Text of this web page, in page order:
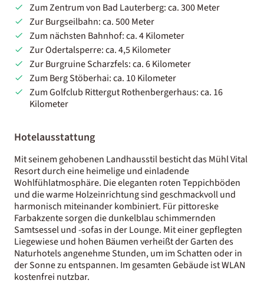
Zum Zentrum von Bad Lauterberg: ca. 300 Meter
Zur Burgseilbahn: ca. 500 Meter
Zum nächsten Bahnhof: ca. 4 Kilometer
Zur Odertalsperre: ca. 4,5 Kilometer
Zur Burgruine Scharzfels: ca. 6 Kilometer
Zum Berg Stöberhai: ca. 10 Kilometer
Zum Golfclub Rittergut Rothenbergerhaus: ca. 16
Kilometer
Hotelausstattung
Mit seinem gehobenen Landhausstil besticht das Mühl Vital
Resort durch eine heimelige und einladende
Wohlfühlatmosphäre. Die eleganten roten Teppichböden
und die warme Holzeinrichtung sind geschmackvoll und
harmonisch miteinander kombiniert. Für pittoreske
Farbakzente sorgen die dunkelblau schimmernden
Samtsessel und -sofas in der Lounge. Mit einer gepflegten
Liegewiese und hohen Bäumen verheißt der Garten des
Naturhotels angenehme Stunden, um im Schatten oder in
der Sonne zu entspannen. Im gesamten Gebäude ist WLAN
kostenfrei nutzbar.